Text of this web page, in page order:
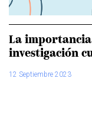
La
investigación
12 Septiembre 2023